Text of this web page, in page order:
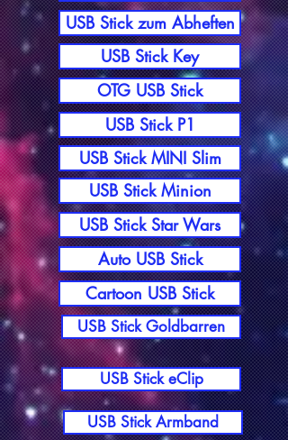
USB Stick zum Abheften
USB Stick Key
OTG USB Stick
USB Stick P1
USB Stick MINI Slim
USB Stick Minion
USB Stick Star Wars
Auto USB Stick
Cartoon USB Stick
USB Stick Goldbarren
USB Stick eClip
USB Stick Armband